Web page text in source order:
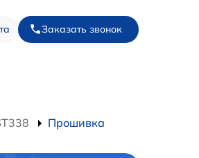
Заказать звонок
Прошивка